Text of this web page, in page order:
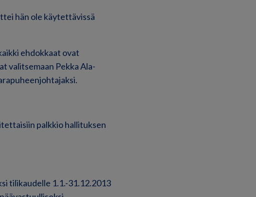
hän ole käytettävissä
ehdokkaat ovat
valitsemaan Pekka Ala-
palkkio hallituksen
tilikaudelle 1.1.-31.12.2013